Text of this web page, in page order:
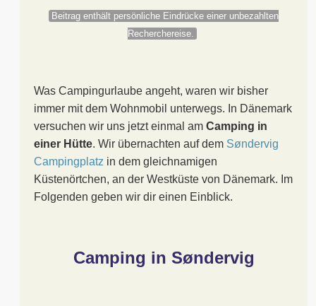
Beitrag enthält persönliche Eindrücke einer unbezahlten
Recherchereise.
Was Campingurlaube angeht, waren wir bisher
immer mit dem Wohnmobil unterwegs. In Dänemark
versuchen wir uns jetzt einmal am Camping in
einer Hütte. Wir übernachten auf dem Søndervig
Campingplatz in dem gleichnamigen
Küstenörtchen, an der Westküste von Dänemark. Im
Folgenden geben wir dir einen Einblick.
Camping in Søndervig